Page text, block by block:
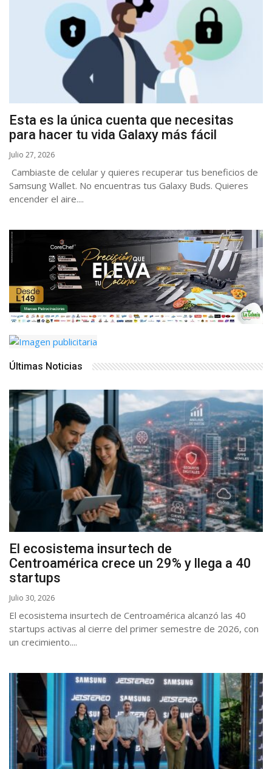
Esta es la única cuenta que necesitas
para hacer tu vida Galaxy más fácil
Julio 27, 2026
Cambiaste de celular y quieres recuperar tus beneficios de
Samsung Wallet. No encuentras tus Galaxy Buds. Quieres
encender el aire....
Últimas Noticias
El ecosistema insurtech de
Centroamérica crece un 29% y llega a 40
startups
Julio 30, 2026
El ecosistema insurtech de Centroamérica alcanzó las 40
startups activas al cierre del primer semestre de 2026, con
un crecimiento....